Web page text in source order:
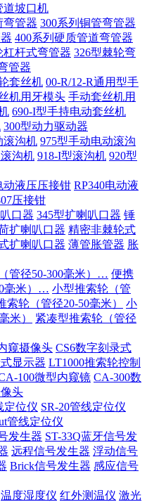
道坡口机
弯管器 300系列铜管弯管器
400系列硬质管道弯管器
杠杆式弯管器 326型棘轮弯
管器
套丝机 00-R/12-R通用型手
机用牙模头 手动套丝机用
690-I型手持电动套丝机
300型动力驱动器
滚沟机 975型手动电动滚沟
沟机 918-I型滚沟机 920型
动液压压接钳 RP340电动液
压接钳
口器 345型扩喇叭口器 锤
扩喇叭口器 精密非棘轮式
扩喇叭口器 薄管胀管器 胀
管径50-300毫米）… 便携
毫米）… 小型推索轮（管
索轮（管径20-50毫米）
小
米）
紧凑型推索轮（管径
窥摄像头 CS6数字刻录式
显示器 LT1000推索轮控制
100微型内窥镜 CA-300数
头
定位仪 SR-20管线定位仪
管线定位仪
发生器 ST-33Q蓝牙信号发
远程信号发生器 浮动信号
Brick信号发生器 感应信号
温度湿度仪 红外测温仪 激光